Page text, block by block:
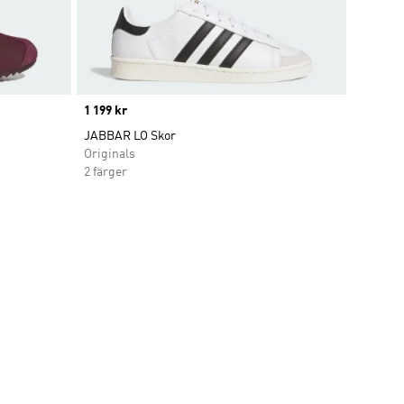
Price
1 199 kr
JABBAR LO Skor
Originals
2 färger